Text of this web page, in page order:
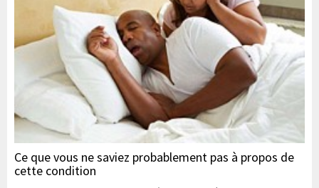
Ce que vous ne saviez probablement pas à propos de
cette condition